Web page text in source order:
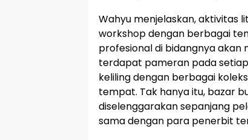
Wahyu menjelaskan, aktivitas
workshop dengan berbagai
profesional di bidangnya akan
terdapat pameran pada
keliling dengan berbagai
tempat. Tak hanya itu, bazar
diselenggarakan sepanjang
sama dengan para penerbit